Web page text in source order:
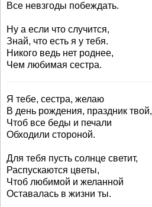
Все невзгоды побеждать.
Ну а если что случится,
Знай, что есть я у тебя.
Никого ведь нет роднее,
Чем любимая сестра.
Я тебе, сестра, желаю
В день рождения, праздник твой,
Чтоб все беды и печали
Обходили стороной.
Для тебя пусть солнце светит,
Распускаются цветы,
Чтоб любимой и желанной
Оставалась в жизни ты.